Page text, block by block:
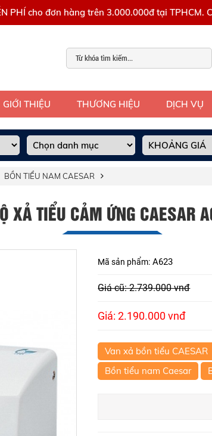
PHÍ cho đơn hàng trên 3.000.000đ tại TPHCM.
GIỚI THIỆU THƯƠNG HIỆU DỊCH VỤ
BỒN TIỂU NAM CAESAR
XẢ TIỂU CẢM ỨNG CAESAR
Mã sản phẩm: A623
Giá cũ: 2.739.000 vnđ
Giá: 2.190.000 vnđ
Van xả bồn tiểu CAESAR
Bồn tiểu nam Caesar